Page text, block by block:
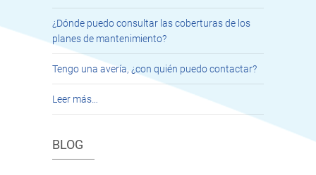
¿Dónde puedo consultar las coberturas de los
planes de mantenimiento?
Tengo una avería, ¿con quién puedo contactar?
Leer más…
BLOG